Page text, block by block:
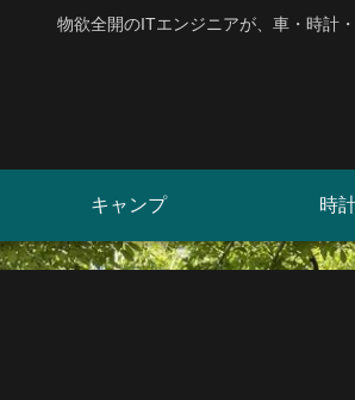
物欲全開のITエンジニアが、車・時計
キャンプ 時